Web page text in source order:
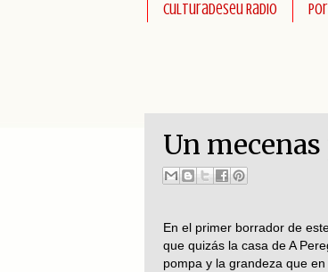
Culturadeseu Radio
Un
En el primer borrador de
que quizás la casa de A
pompa y la grandeza que